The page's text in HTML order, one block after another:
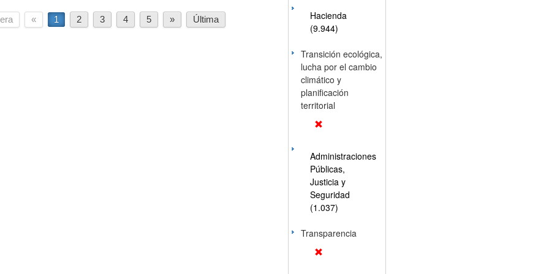
« 1 2 3 4 5 » Última
Hacienda
(9.944)
Transición ecológica,
lucha por el cambio
climático y
planificación
territorial
Administraciones
Públicas,
Justicia y
Seguridad
(1.037)
Transparencia